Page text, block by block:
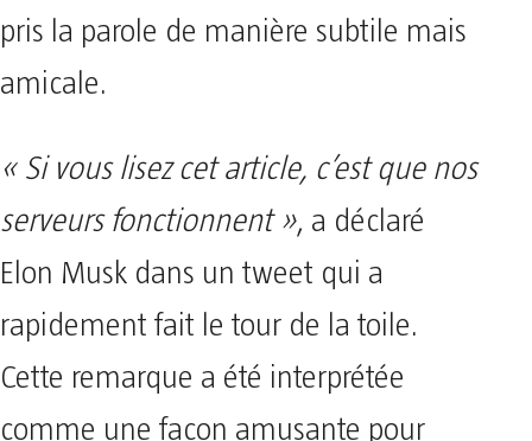
pris la parole de manière subtile mais
amicale.
« Si vous lisez cet article, c’est que nos
serveurs fonctionnent », a déclaré
Elon Musk dans un tweet qui a
rapidement fait le tour de la toile.
Cette remarque a été interprétée
comme une façon amusante pour